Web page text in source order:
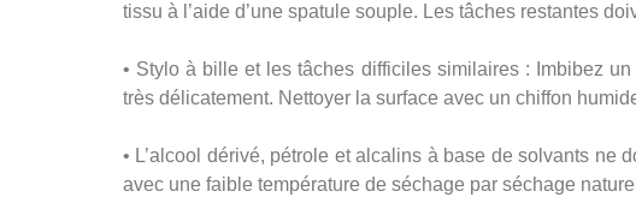
tissu à l’aide d’une spatule souple. Les tâches restantes
• Stylo à bille et les tâches difficiles similaires : Imbibez
très délicatement. Nettoyer la surface avec un chiffon
• L’alcool dérivé, pétrole et alcalins à base de solvants ne
avec une faible température de séchage par séchage